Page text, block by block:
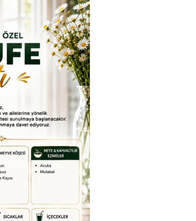
30-31
tarihlerinde
Yenisey
ev sahipliğinde
Etkinlikler